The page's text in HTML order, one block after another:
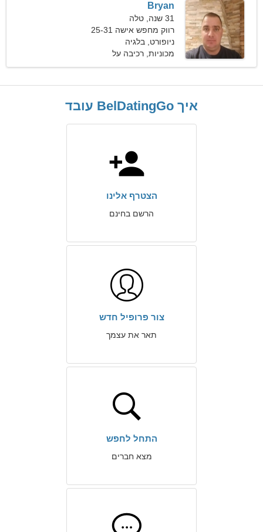
Bryan
31 שנה, טלה
רווק מחפש אישה 25-31
ניופורט, בלגיה
מכוניות, רכיבה על
סקייטבורד
איך BelDatingGo עובד
הצטרף אלינו
הרשם בחינם
צור פרופיל חדש
תאר את עצמך
התחל לחפש
מצא חברים